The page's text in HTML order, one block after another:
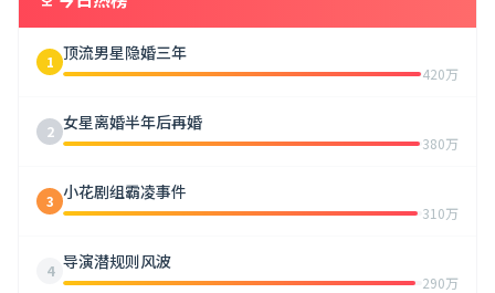
1 顶流男星隐婚三年
420万
2 女星离婚半年后再婚
380万
3 小花剧组霸凌事件
310万
4 导演潜规则风波
290万